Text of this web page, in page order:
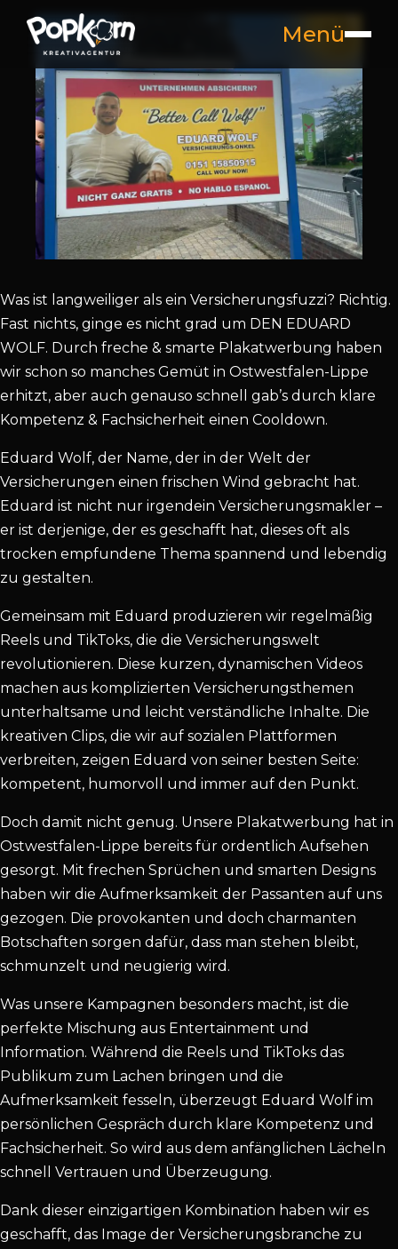
Menü
Was ist langweiliger als ein Versicherungsfuzzi? Richtig.
Fast nichts, ginge es nicht grad um DEN EDUARD
WOLF. Durch freche & smarte Plakatwerbung haben
wir schon so manches Gemüt in Ostwestfalen-Lippe
erhitzt, aber auch genauso schnell gab’s durch klare
Kompetenz & Fachsicherheit einen Cooldown.
Eduard Wolf, der Name, der in der Welt der
Versicherungen einen frischen Wind gebracht hat.
Eduard ist nicht nur irgendein Versicherungsmakler –
er ist derjenige, der es geschafft hat, dieses oft als
trocken empfundene Thema spannend und lebendig
zu gestalten.
Gemeinsam mit Eduard produzieren wir regelmäßig
Reels und TikToks, die die Versicherungswelt
revolutionieren. Diese kurzen, dynamischen Videos
machen aus komplizierten Versicherungsthemen
unterhaltsame und leicht verständliche Inhalte. Die
kreativen Clips, die wir auf sozialen Plattformen
verbreiten, zeigen Eduard von seiner besten Seite:
kompetent, humorvoll und immer auf den Punkt.
Doch damit nicht genug. Unsere Plakatwerbung hat in
Ostwestfalen-Lippe bereits für ordentlich Aufsehen
gesorgt. Mit frechen Sprüchen und smarten Designs
haben wir die Aufmerksamkeit der Passanten auf uns
gezogen. Die provokanten und doch charmanten
Botschaften sorgen dafür, dass man stehen bleibt,
schmunzelt und neugierig wird.
Was unsere Kampagnen besonders macht, ist die
perfekte Mischung aus Entertainment und
Information. Während die Reels und TikToks das
Publikum zum Lachen bringen und die
Aufmerksamkeit fesseln, überzeugt Eduard Wolf im
persönlichen Gespräch durch klare Kompetenz und
Fachsicherheit. So wird aus dem anfänglichen Lächeln
schnell Vertrauen und Überzeugung.
Dank dieser einzigartigen Kombination haben wir es
geschafft, das Image der Versicherungsbranche zu